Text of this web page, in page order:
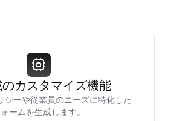
カスタマイズ機能
シーや従業員のニーズに特化した
ームを生成します。